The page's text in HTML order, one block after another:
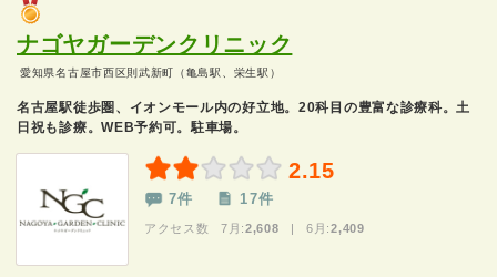
ナゴヤガーデンクリニック
愛知県名古屋市西区則武新町（亀島駅、栄生駅）
名古屋駅徒歩圏、イオンモール内の好立地。20科目の豊富な診療科。土
日祝も診療。WEB予約可。駐車場。
2.15
7件 17件
アクセス数 7月:2,608 | 6月:2,409